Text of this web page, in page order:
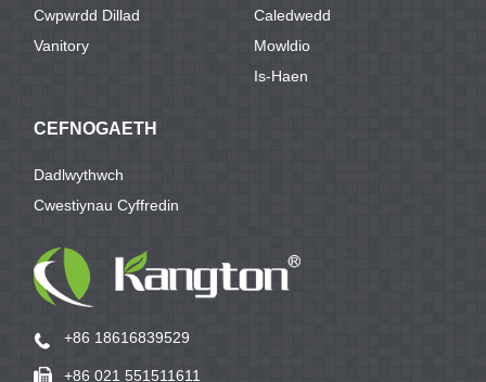
Cwpwrdd Dillad
Vanitory
Caledwedd
Mowldio
Is-Haen
CEFNOGAETH
Dadlwythwch
Cwestiynau Cyffredin
+86 18616839529
+86 021 551511611